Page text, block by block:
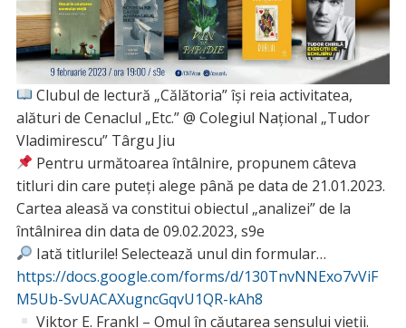
Clubul de lectură „Călătoria” își reia activitatea,
alături de Cenaclul „Etc.” @ Colegiul Național „Tudor
Vladimirescu” Târgu Jiu
Pentru următoarea întâlnire, propunem câteva
titluri din care puteți alege până pe data de 21.01.2023.
Cartea aleasă va constitui obiectul „analizei” de la
întâlnirea din data de 09.02.2023, s9e
Iată titlurile! Selectează unul din formular…
https://docs.google.com/forms/d/130TnvNNExo7vViF
M5Ub-SvUACAXugncGqvU1QR-kAh8
Viktor E. Frankl – Omul în căutarea sensului vieții.